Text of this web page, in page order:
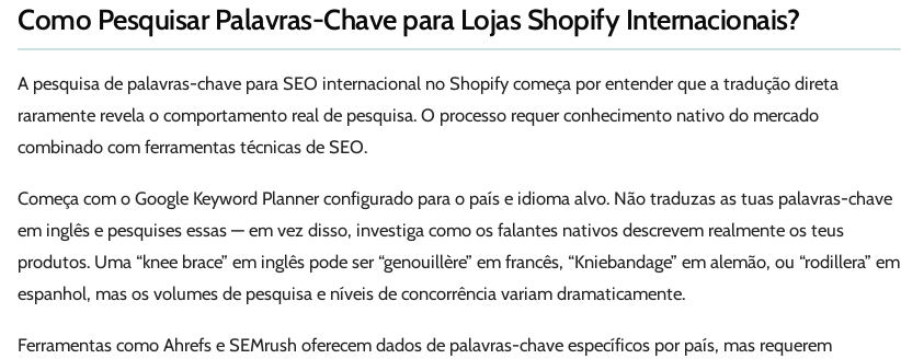
Como Pesquisar Palavras-Chave para Lojas Shopify Internacionais?
A pesquisa de palavras-chave para SEO internacional no Shopify começa por entender que a tradução direta
raramente revela o comportamento real de pesquisa. O processo requer conhecimento nativo do mercado
combinado com ferramentas técnicas de SEO.
Começa com o Google Keyword Planner configurado para o país e idioma alvo. Não traduzas as tuas palavras-chave
em inglês e pesquises essas — em vez disso, investiga como os falantes nativos descrevem realmente os teus
produtos. Uma “knee brace” em inglês pode ser “genouillère” em francês, “Kniebandage” em alemão, ou “rodillera” em
espanhol, mas os volumes de pesquisa e níveis de concorrência variam dramaticamente.
Ferramentas como Ahrefs e SEMrush oferecem dados de palavras-chave específicos por país, mas requerem